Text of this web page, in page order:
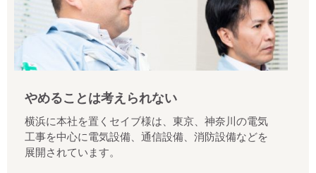
やめることは考えられない
横浜に本社を置くセイブ様は、東京、神奈川の電気
工事を中心に電気設備、通信設備、消防設備などを
展開されています。